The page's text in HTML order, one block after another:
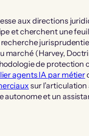
aux directions
et cherchent une
marché (Harvey,
de protection
agents IA par métier
sur
autonome et un